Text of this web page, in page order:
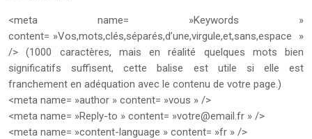
<meta name= »Keywords »
content= »Vos,mots,clés,séparés,d’une,virgule,et,sans,espace »
/> (1000 caractères, mais en réalité quelques mots bien
significatifs suffisent, cette balise est utile si elle est
franchement en adéquation avec le contenu de votre page.)
<meta name= »author » content= »vous » />
<meta name= »Reply-to » content= »votre@email.fr » />
<meta name= »content-language » content= »fr » />